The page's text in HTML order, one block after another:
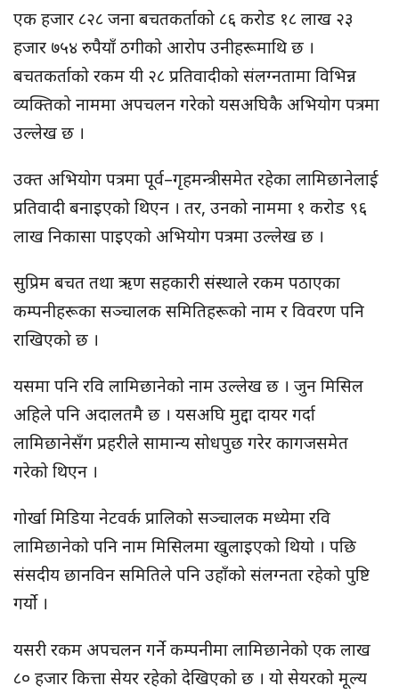
एक हजार ८२८ जना बचतकर्ताको ८६ करोड १८ लाख २३
हजार ७५४ रुपैयाँ ठगीको आरोप उनीहरूमाथि छ ।
बचतकर्ताको रकम यी २८ प्रतिवादीको संलग्नतामा विभिन्न
व्यक्तिको नाममा अपचलन गरेको यसअघिकै अभियोग पत्रमा
उल्लेख छ ।
उक्त अभियोग पत्रमा पूर्व–गृहमन्त्रीसमेत रहेका लामिछानेलाई
प्रतिवादी बनाइएको थिएन । तर, उनको नाममा १ करोड ९६
लाख निकासा पाइएको अभियोग पत्रमा उल्लेख छ ।
सुप्रिम बचत तथा ऋण सहकारी संस्थाले रकम पठाएका
कम्पनीहरूका सञ्चालक समितिहरूको नाम र विवरण पनि
राखिएको छ ।
यसमा पनि रवि लामिछानेको नाम उल्लेख छ । जुन मिसिल
अहिले पनि अदालतमै छ । यसअघि मुद्दा दायर गर्दा
लामिछानेसँग प्रहरीले सामान्य सोधपुछ गरेर कागजसमेत
गरेको थिएन ।
गोर्खा मिडिया नेटवर्क प्रालिको सञ्चालक मध्येमा रवि
लामिछानेको पनि नाम मिसिलमा खुलाइएको थियो । पछि
संसदीय छानविन समितिले पनि उहाँको संलग्नता रहेको पुष्टि
गर्यो ।
यसरी रकम अपचलन गर्ने कम्पनीमा लामिछानेको एक लाख
८० हजार कित्ता सेयर रहेको देखिएको छ । यो सेयरको मूल्य